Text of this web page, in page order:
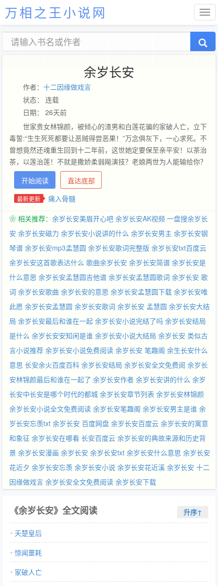
万相之王小说网
余岁长安
作者： 十二因缘做戏言
状态： 连载
日期： 26天前
世家贵女林锦颜，被倾心的渣男和白莲花骗的家破人亡，立下
毒誓:“生生死死都要让恶贼得尝恶果！”万念俱灰下，一心求死。不
曾想竟然还魂重生回到十二年前，这世她定要保至亲平安！以茶治
茶，以莲治莲！不就是撒娇柔弱飚演技？老娘两世为人能输给你？
真心交付？不过贪图她背后势力！威胁她至亲？她便让这天下换个
人做！开始阅读 直达底部
最新更新 痛入骨髓
❀ 相关推荐： 余岁长安美眉开心吧 余岁长安AK视频 一盘搜余岁长
安 余岁长安磁力 余岁长安小说讲的什么 余岁长安男主 余岁长安钢
琴谱 余岁长安mp3孟慧圆 余岁长安歌词完整版 余岁长安txt百度云
余岁长安这首歌表达什么 歌曲余岁长安 余岁长安简谱 余岁长安是
什么意思 余岁长安孟慧圆吉他谱 余岁长安孟慧圆歌词 余岁长安 歌
词 余岁长安歌曲 余岁长安的意思 余岁长安孟慧圆下载 余岁长安唯
此愿 余岁长安孟慧圆 余岁长安歌词 余岁长安 孟慧圆 余岁长安大结
局 余岁长安最后和谁在一起 余岁长安小说完结了吗 余岁长安结局
是什么 余岁长安安知闲是谁 余岁长安小说大结局 余岁长安 类似古
言小说推荐 余岁长安小说免费阅读 余岁长安 笔趣阁 余生长安什么
意思 长安余火百度百科 余岁长安结局 余岁长安全文免费阅 余岁长
安林锦颜最后和谁在一起了 余岁长安作者 余岁长安讲的什么 余岁
长安中长安是哪个时代的都城 余岁长安章节列表 余岁长安林锦颜
余岁长安小说全文免费阅读 余岁长安笔趣阁 余岁长安男主是谁 余
岁长安忘羡txt 余岁长安 百度网盘 余岁长安百度云 余岁长安的寓意
和象征 余岁长安在哪看 长安百度云 余岁长安的典故来源和历史背
景 余岁长安漫画 余岁长安 余岁长安txt 余岁长安什么意思 余岁长安
花近夕 余岁长安忘羡 余岁长安小说 余岁长安花近溪 余岁长安 十二
因缘做戏言 余岁长安全文免费阅读 余岁长安下载
《余岁长安》全文阅读 升序↑
天楚皇后
惊闻噩耗
家破人亡